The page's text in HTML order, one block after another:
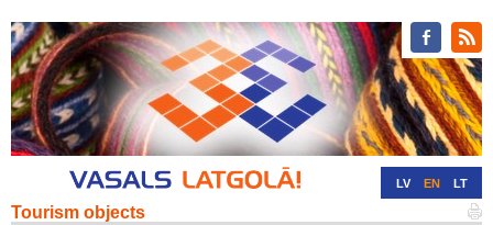
LV EN LT
Tourism objects